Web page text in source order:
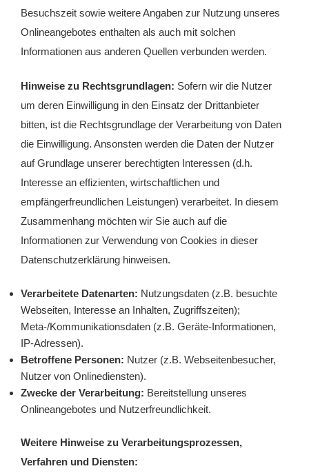
Besuchszeit sowie weitere Angaben zur Nutzung unseres
Onlineangebotes enthalten als auch mit solchen
Informationen aus anderen Quellen verbunden werden.
Hinweise zu Rechtsgrundlagen: Sofern wir die Nutzer
um deren Einwilligung in den Einsatz der Drittanbieter
bitten, ist die Rechtsgrundlage der Verarbeitung von Daten
die Einwilligung. Ansonsten werden die Daten der Nutzer
auf Grundlage unserer berechtigten Interessen (d.h.
Interesse an effizienten, wirtschaftlichen und
empfängerfreundlichen Leistungen) verarbeitet. In diesem
Zusammenhang möchten wir Sie auch auf die
Informationen zur Verwendung von Cookies in dieser
Datenschutzerklärung hinweisen.
Verarbeitete Datenarten: Nutzungsdaten (z.B. besuchte
Webseiten, Interesse an Inhalten, Zugriffszeiten);
Meta-/Kommunikationsdaten (z.B. Geräte-Informationen,
IP-Adressen).
Betroffene Personen: Nutzer (z.B. Webseitenbesucher,
Nutzer von Onlinediensten).
Zwecke der Verarbeitung: Bereitstellung unseres
Onlineangebotes und Nutzerfreundlichkeit.
Weitere Hinweise zu Verarbeitungsprozessen,
Verfahren und Diensten: